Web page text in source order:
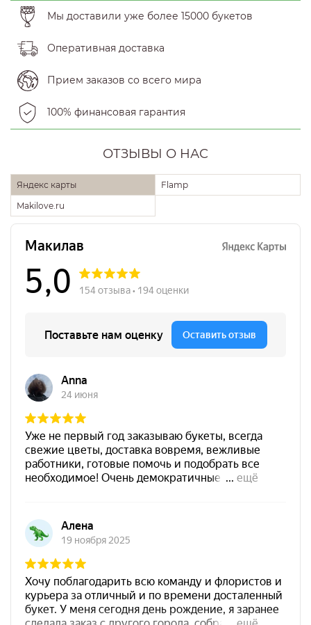
Мы доставили уже более 15000 букетов
Оперативная доставка
Прием заказов со всего мира
100% финансовая гарантия
ОТЗЫВЫ О НАС
Яндекс карты
Flamp
Makilove.ru